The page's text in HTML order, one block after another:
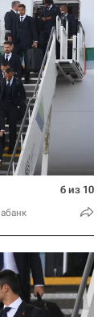
6 из 10